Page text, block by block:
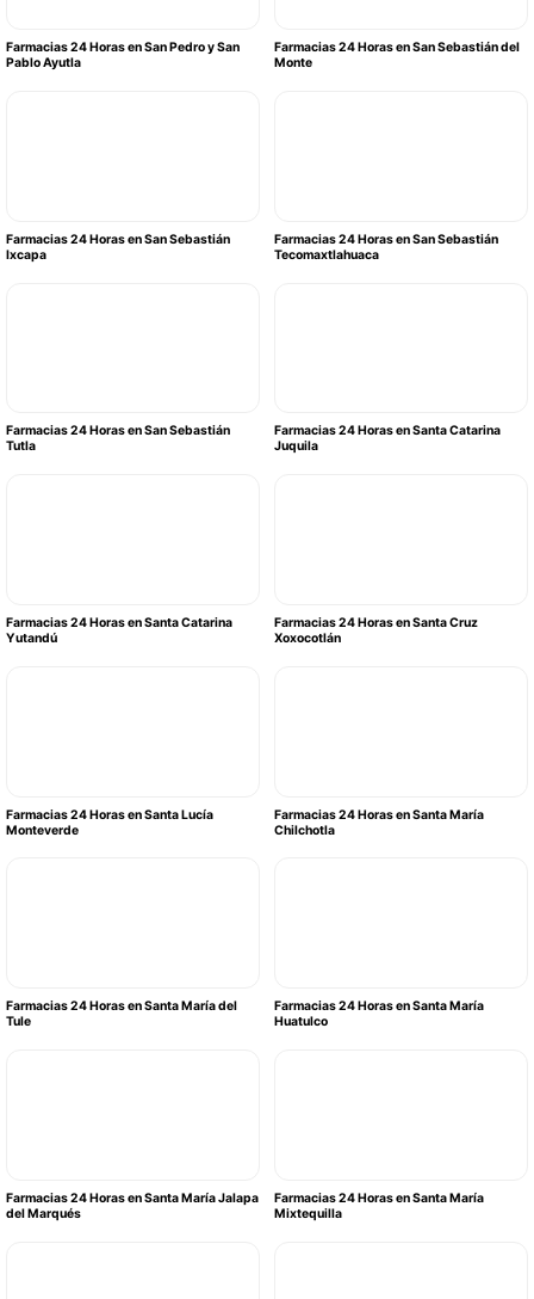
Farmacias 24 Horas en San Pedro y San
Pablo Ayutla
Farmacias 24 Horas en San Sebastián del
Monte
Farmacias 24 Horas en San Sebastián
Ixcapa
Farmacias 24 Horas en San Sebastián
Tecomaxtlahuaca
Farmacias 24 Horas en San Sebastián
Tutla
Farmacias 24 Horas en Santa Catarina
Juquila
Farmacias 24 Horas en Santa Catarina
Yutandú
Farmacias 24 Horas en Santa Cruz
Xoxocotlán
Farmacias 24 Horas en Santa Lucía
Monteverde
Farmacias 24 Horas en Santa María
Chilchotla
Farmacias 24 Horas en Santa María del
Tule
Farmacias 24 Horas en Santa María
Huatulco
Farmacias 24 Horas en Santa María Jalapa
del Marqués
Farmacias 24 Horas en Santa María
Mixtequilla